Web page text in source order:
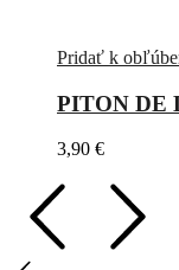
Pridať k
PITON DE
3,90 €